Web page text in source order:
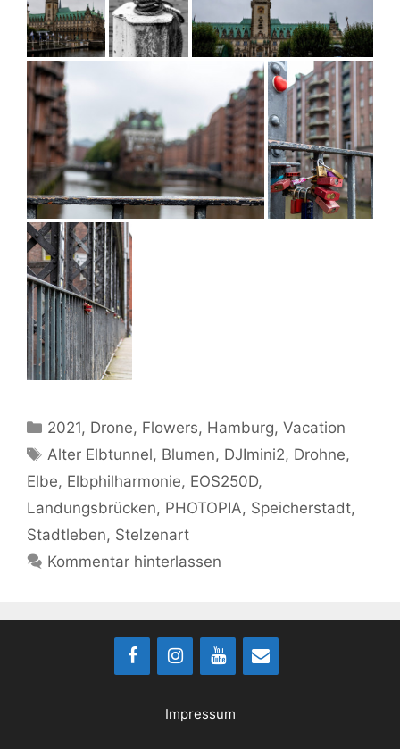
Kategorien
2021, Drone, Flowers, Hamburg,Vacation
Schlagwörter
Alter Elbtunnel, Blumen, DJImini2, Drohne,
Elbe, Elbphilharmonie, EOS250D,
Landungsbrücken, PHOTOPIA, Speicherstadt,
Stadtleben, Stelzenart
Kommentar hinterlassen
Impressum